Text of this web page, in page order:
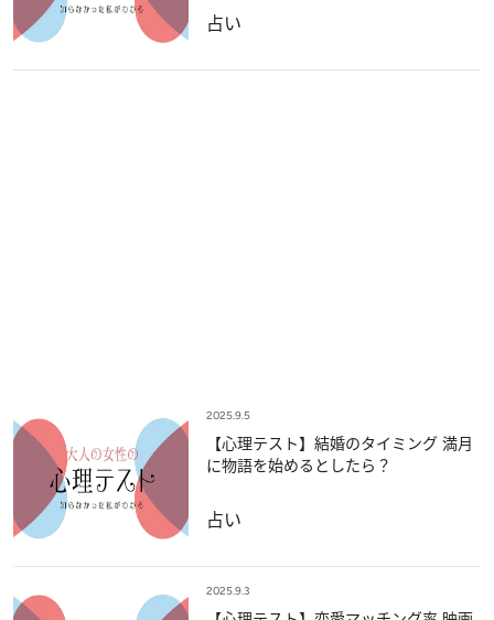
占い
2025.9.5
【心理テスト】結婚のタイミング 満月
に物語を始めるとしたら？
占い
2025.9.3